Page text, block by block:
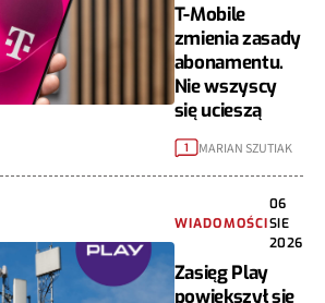
T-Mobile
zmienia zasady
abonamentu.
Nie wszyscy
się ucieszą
1 MARIAN SZUTIAK
WIADOMOŚCI
06
SIE
2026
Zasięg Play
powiększył się